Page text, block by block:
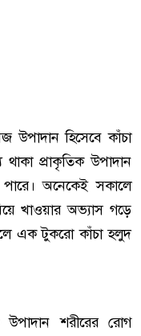
উপাদান হিসেবে কাঁচা
প্রাকৃতিক উপাদান
অনেকেই সকালে
খাওয়ার অভ্যাস গড়ে
এক টুকরো কাঁচা হলুদ
উপাদান শরীরের রোগ